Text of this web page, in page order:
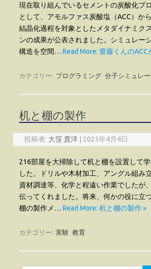
現在取り組んでいるセメントの炭酸化プ
として、アモルファス炭酸塩（ACC）か
結晶化過程を対象としたメタダイナミク
ンの成果が公表されました。シミュレー
構造を空間… Read More: 齋藤くんの
カテゴリー: プログラミング 分子シミュレ
机と棚の製作
投稿者: 大窪 貴洋 2025年4月4日
216部屋を大掃除して机と棚を設置して
した。ドリルや木材加工、アングル組み
資材調達等、化学と程遠い作業でしたが
伝ってくれました。将来、何かの役に立
棚の製作メ… Read More: 机と棚の製作 »
カテゴリー: 実験 教育